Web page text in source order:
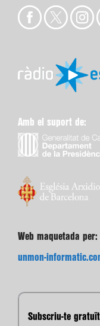
Amb el suport de:
Web maquetada per:
unmon-
Subscriu-te